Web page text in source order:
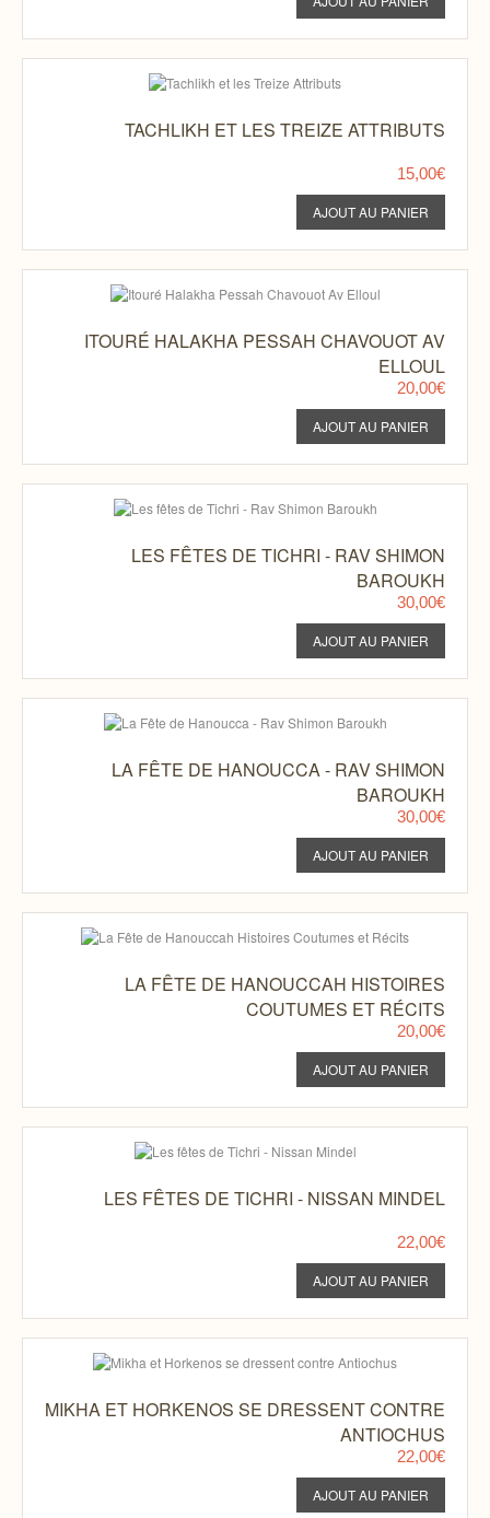
TACHLIKH ET LES TREIZE ATTRIBUTS
15,00€
ITOURÉ HALAKHA PESSAH CHAVOUOT AV
ELLOUL
20,00€
LES FÊTES DE TICHRI - RAV SHIMON
BAROUKH
30,00€
LA FÊTE DE HANOUCCA - RAV SHIMON
BAROUKH
30,00€
LA FÊTE DE HANOUCCAH HISTOIRES
COUTUMES ET RÉCITS
20,00€
LES FÊTES DE TICHRI - NISSAN MINDEL
22,00€
MIKHA ET HORKENOS SE DRESSENT CONTRE
ANTIOCHUS
22,00€